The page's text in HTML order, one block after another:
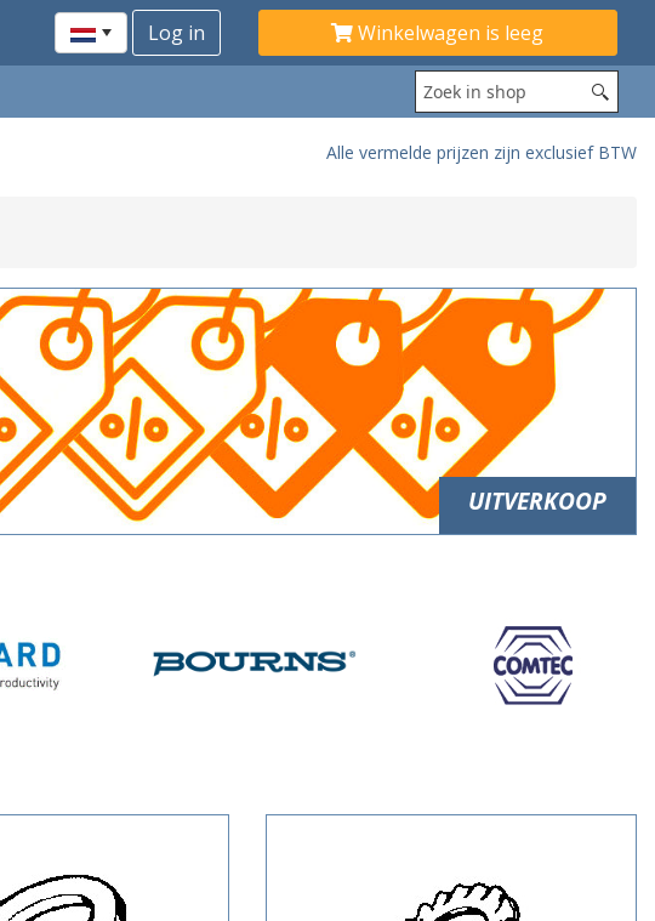
Winkelwagen is leeg
Alle vermelde prijzen zijn exclusief BTW
UITVERKOOP